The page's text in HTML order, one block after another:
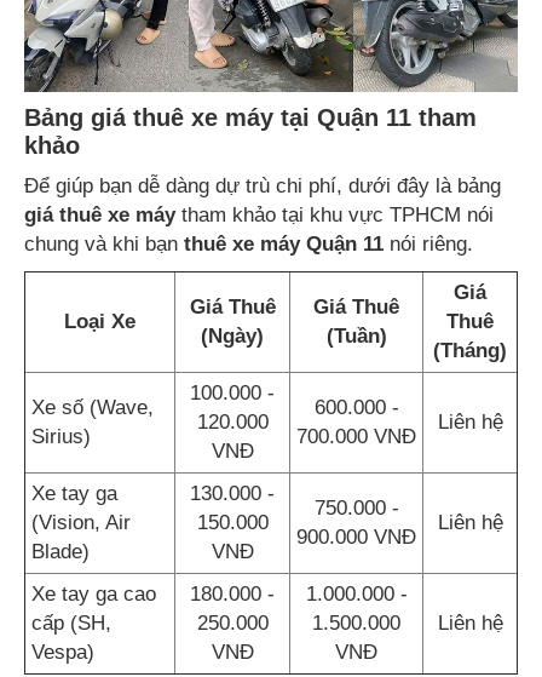
Bảng giá thuê xe máy tại Quận 11 tham
khảo
Để giúp bạn dễ dàng dự trù chi phí, dưới đây là bảng
giá thuê xe máytham khảo tại khu vực TPHCM nói
chung và khi bạn thuê xe máy Quận 11 nói riêng.
Loại Xe
Giá Thuê
(Ngày)
Giá Thuê
(Tuần)
Giá
Thuê
(Tháng)
Xe số (Wave,
Sirius)
100.000 -
120.000
VNĐ
600.000 -
700.000 VNĐ
Liên hệ
Xe tay ga
(Vision, Air
Blade)
130.000 -
150.000
VNĐ
750.000 -
900.000 VNĐ
Liên hệ
Xe tay ga cao
cấp (SH,
Vespa)
180.000 -
250.000
VNĐ
1.000.000 -
1.500.000
VNĐ
Liên hệ